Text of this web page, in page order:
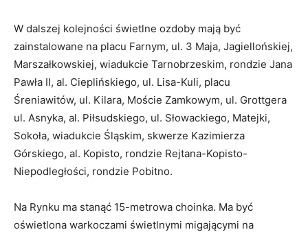
W dalszej kolejności świetlne ozdoby mają być
zainstalowane na placu Farnym, ul. 3 Maja, Jagiellońskiej,
Marszałkowskiej, wiadukcie Tarnobrzeskim, rondzie Jana
Pawła II, al. Cieplińskiego, ul. Lisa-Kuli, placu
Śreniawitów, ul. Kilara, Moście Zamkowym, ul. Grottgera
ul. Asnyka, al. Piłsudskiego, ul. Słowackiego, Matejki,
Sokoła, wiadukcie Śląskim, skwerze Kazimierza
Górskiego, al. Kopisto, rondzie Rejtana-Kopisto-
Niepodległości, rondzie Pobitno.
Na Rynku ma stanąć 15-metrowa choinka. Ma być
oświetlona warkoczami świetlnymi migającymi na